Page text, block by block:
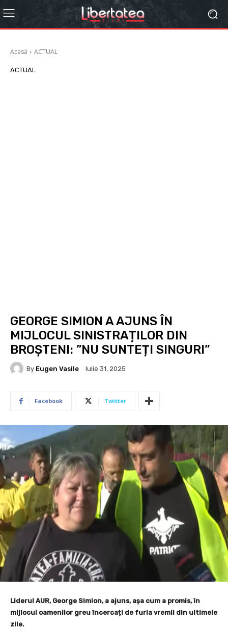
Acasă ACTUAL
ACTUAL
GEORGE SIMION A AJUNS ÎN
MIJLOCUL SINISTRAȚILOR DIN
BROȘTENI: ”NU SUNTEȚI SINGURI”
By Eugen Vasile Iulie 31, 2025
Facebook Twitter
Liderul AUR, George Simion, a ajuns, așa cum a promis, în
mijlocul oamenilor greu încercați de furia vremii din ultimele
zile.